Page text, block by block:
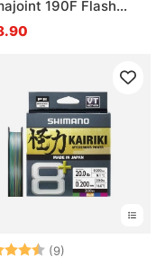
190F Flash
190mm 53g
(9)